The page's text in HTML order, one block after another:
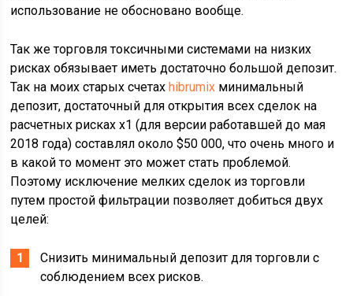
использование не обосновано вообще.
Так же торговля токсичными системами на низких
рисках обязывает иметь достаточно большой депозит.
Так на моих старых счетахhibrumix минимальный
депозит, достаточный для открытия всех сделок на
расчетных рисках х1 (для версии работавшей до мая
2018 года) составлял около $50 000, что очень много и
в какой то момент это может стать проблемой.
Поэтому исключение мелких сделок из торговли
путем простой фильтрации позволяет добиться двух
целей:
Снизить минимальный депозит для торговли с
соблюдением всех рисков.